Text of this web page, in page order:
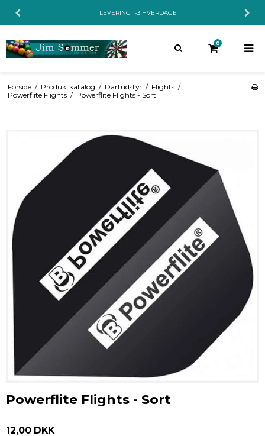
LEVERING 1-3 HVERDAGE
0
Forside / Produktkatalog / Dartudstyr / Flights /
Powerflite Flights / Powerflite Flights - Sort
Powerflite Flights - Sort
12,00 DKK